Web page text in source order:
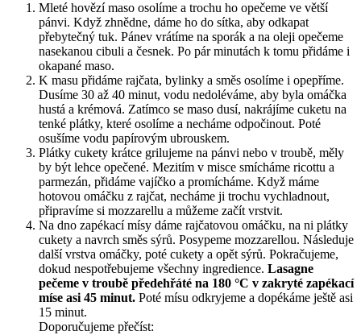
Mleté hovězí maso osolíme a trochu ho opečeme ve větší
pánvi. Když zhnědne, dáme ho do sítka, aby odkapat
přebytečný tuk. Pánev vrátíme na sporák a na oleji opečeme
nasekanou cibuli a česnek. Po pár minutách k tomu přidáme i
okapané maso.
K masu přidáme rajčata, bylinky a směs osolíme i opepříme.
Dusíme 30 až 40 minut, vodu nedoléváme, aby byla omáčka
hustá a krémová. Zatímco se maso dusí, nakrájíme cuketu na
tenké plátky, které osolíme a necháme odpočinout. Poté
osušíme vodu papírovým ubrouskem.
Plátky cukety krátce grilujeme na pánvi nebo v troubě, měly
by být lehce opečené. Mezitím v misce smícháme ricottu a
parmezán, přidáme vajíčko a promícháme. Když máme
hotovou omáčku z rajčat, necháme ji trochu vychladnout,
připravíme si mozzarellu a můžeme začít vrstvit.
Na dno zapékací mísy dáme rajčatovou omáčku, na ni plátky
cukety a navrch směs sýrů. Posypeme mozzarellou. Následuje
další vrstva omáčky, poté cukety a opět sýrů. Pokračujeme,
dokud nespotřebujeme všechny ingredience. Lasagne
pečeme v troubě předehřáté na 180 °C v zakryté zapékací
míse asi 45 minut. Poté mísu odkryjeme a dopékáme ještě asi
15 minut.
Doporučujeme přečíst: